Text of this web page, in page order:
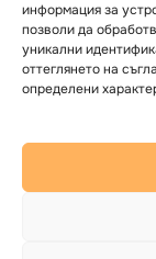
информация за
позволи да
уникални
оттеглянето на
определени
Пелетни
Камини на
Котли на